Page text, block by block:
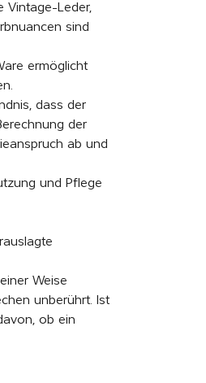
Vintage-Leder,
sind
ermöglicht
dass der
der
ab und
und Pflege
Weise
unberührt. Ist
ob ein